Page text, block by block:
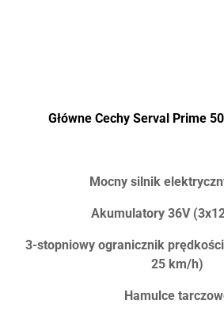
Główne Cechy Serval Prime
Mocny silnik
Akumulatory 36V
3-stopniowy ogranicznik
25 km/h)
Hamulce